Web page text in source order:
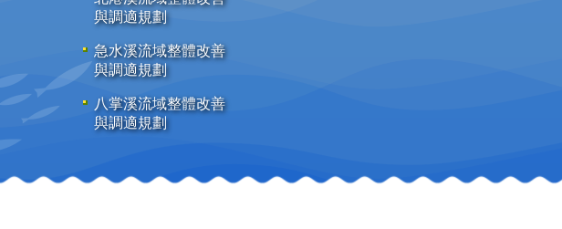
與調適規劃
急水溪流域整體改善
與調適規劃
八掌溪流域整體改善
與調適規劃